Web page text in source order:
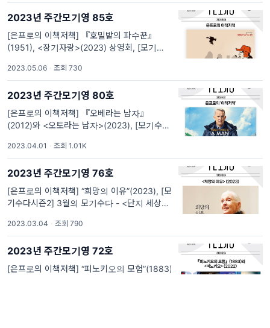
『자기 앞의 생』(1975) 먼저 말해두어야 할
것은 우리가 엘리베이터도 없는 건물의...
2023년 주간모기영 85호
[은프로의 이책저책] 『호밀밭의 파수꾼』
(1951), <장기자랑>(2023) 상영회, [모기수다
로의 이책저책] 꼬마들의 순수를 지켜주고 싶었
던, 『호밀밭의 파수꾼』(1951) "나는 늘 넓은
호밀밭에서 꼬마들이 재미있게 놀고...
2023.05.06 · 조회 730
2023년 주간모기영 80호
[은프로의 이책저책] 『오베라는 남자』
(2012)와 <오토라는 남자>(2023), [모기수다
이책저책] 『오베라는 남자』(2012)와 <오토
라는 남자>(2023) 아내를 잃고 직장에서 밀려
난 쉰아홉의 스웨덴 남자 ‘오베’에게는...
2023.04.01 · 조회 1.01K
2023년 주간모기영 76호
[은프로의 이책저책] “희망의 이유”(2023), [모
기수다시즌2] 3월의 모기수다 - <단지 세상의
유" “뿌리는 땅 밑 어디에나 파고들어가서 튼튼
한 기반을 마련한다. 그리고 새싹들은 어리고
자그맣게 보이지만, 빛에 도달하기 위...
2023.03.04 · 조회 790
2023년 주간모기영 72호
[은프로의 이책저책] “피노키오의 모험”(1883)